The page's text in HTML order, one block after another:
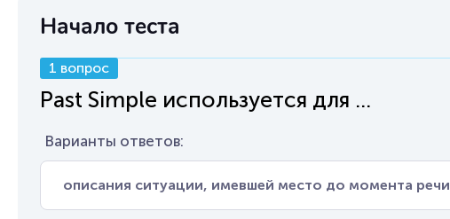
Начало теста
1 вопрос
Past Simple используется для ...
Варианты ответов:
описания ситуации, имевшей место до момента речи